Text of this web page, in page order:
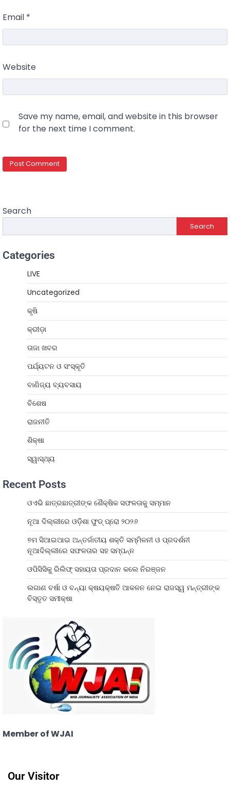
Email *
Website
Save my name, email, and website in this browser
for the next time I comment.
Search
Search
Categories
LIVE
Uncategorized
କୃଷି
କ୍ରୀଡ଼ା
ତାଜା ଖବର
ପର୍ଯ୍ୟଟନ ଓ ସଂସ୍କୃତି
ବାଣିଜ୍ୟ ବ୍ୟବସାୟ
ବିଶେଷ
ରାଜନୀତି
ଶିକ୍ଷା
ସ୍ୱାସ୍ଥ୍ୟ
Recent Posts
ଓଏଭି ଛାତ୍ରଛାତ୍ରୀଙ୍କ ଶୈକ୍ଷିକ ସଫଳତାକୁ ସମ୍ମାନ
ନୂଆ ଦିଲ୍ଲୀରେ ଓଡ଼ିଶା ଫୁଡ୍ ପ୍ରୋ ୨୦୨୬
୭ମ ସିଆଇଆଇ ଅନ୍ତର୍ଜାତୀୟ ଶକ୍ତି ସମ୍ମିଳନୀ ଓ ପ୍ରଦର୍ଶନୀ
ନୂଆଦିଲ୍ଲୀରେ ସଫଳତାର ସହ ସମ୍ପନ୍ନ
ଓପିସିସିକୁ ରିଲିଫ୍ ସହାୟତା ପ୍ରଦାନ କଲେ ନିରଞ୍ଜନ
ଲଗାଣ ବର୍ଷା ଓ ବନ୍ୟା କ୍ଷୟକ୍ଷତି ଆକଳନ ନେଇ ରାଜସ୍ୱ ମନ୍ତ୍ରୀଙ୍କ
ବିସ୍ତୃତ ସମୀକ୍ଷା
Member of WJAI
Our Visitor